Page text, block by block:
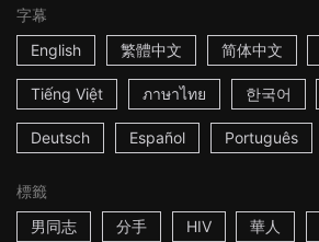
字幕
English
繁體中文 简体中文
Tiếng Việt ภาษาไทย 한국어
Deutsch Español Português
標籤
男同志
分手 HIV 華人